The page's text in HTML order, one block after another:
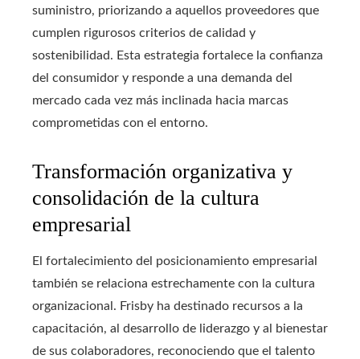
suministro, priorizando a aquellos proveedores que
cumplen rigurosos criterios de calidad y
sostenibilidad. Esta estrategia fortalece la confianza
del consumidor y responde a una demanda del
mercado cada vez más inclinada hacia marcas
comprometidas con el entorno.
Transformación organizativa y
consolidación de la cultura
empresarial
El fortalecimiento del posicionamiento empresarial
también se relaciona estrechamente con la cultura
organizacional. Frisby ha destinado recursos a la
capacitación, al desarrollo de liderazgo y al bienestar
de sus colaboradores, reconociendo que el talento